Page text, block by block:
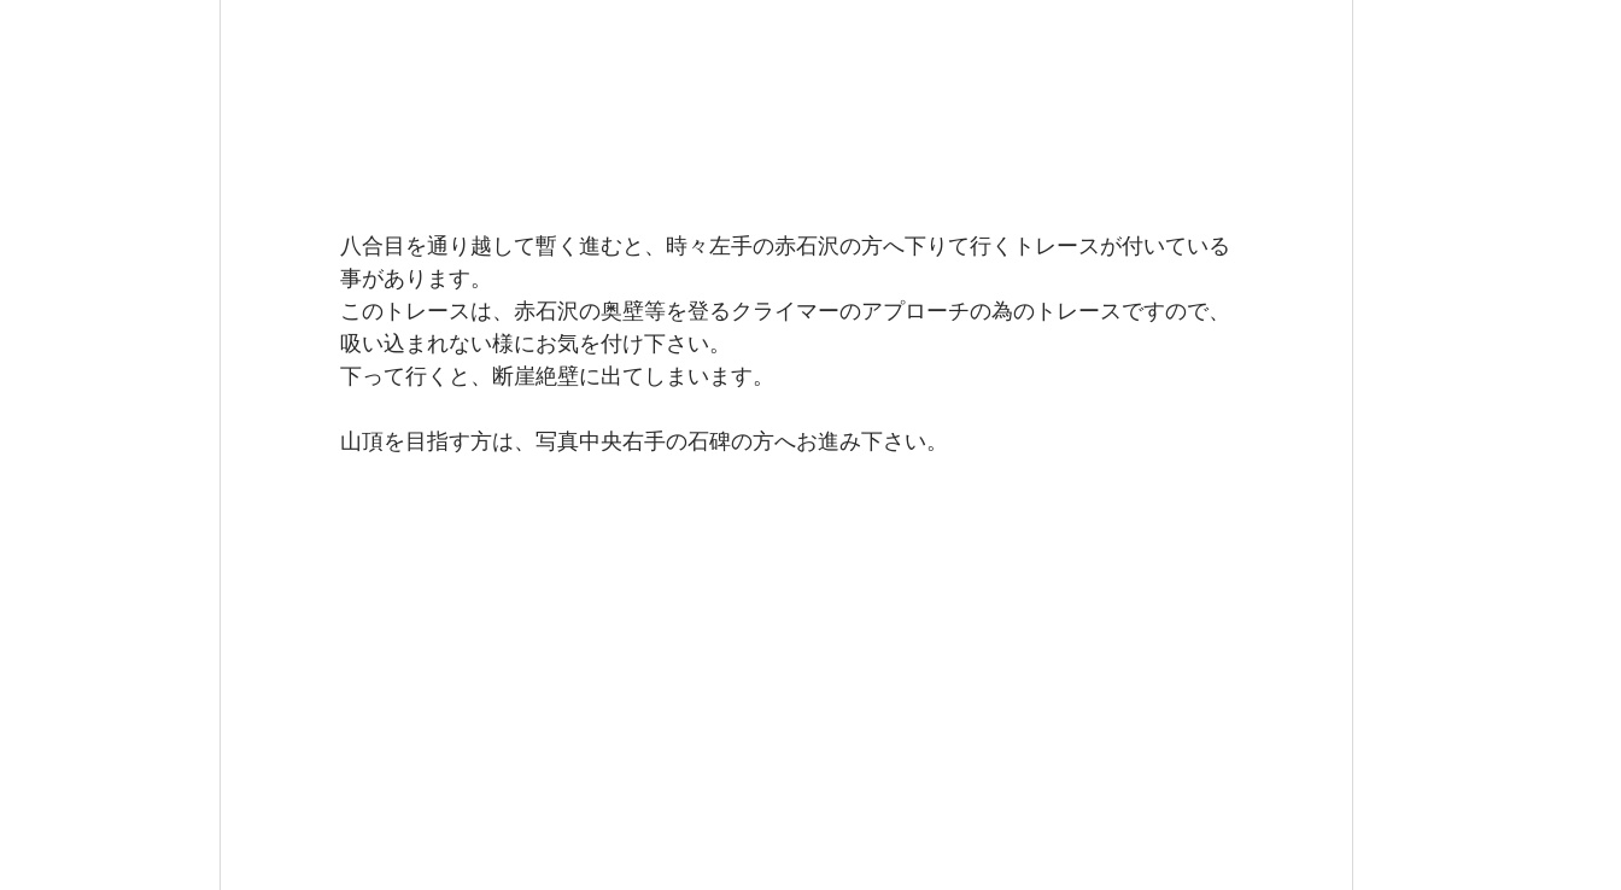
八合目を通り越して暫く進むと、時々左手の赤石沢の方へ下りて行くトレースが付いている
事があります。
このトレースは、赤石沢の奥壁等を登るクライマーのアプローチの為のトレースですので、
吸い込まれない様にお気を付け下さい。
下って行くと、断崖絶壁に出てしまいます。
山頂を目指す方は、写真中央右手の石碑の方へお進み下さい。